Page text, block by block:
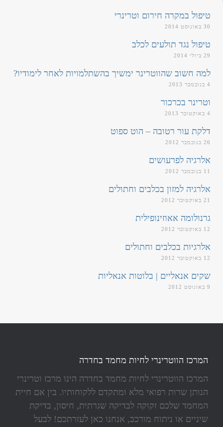
טיפול במקרה חירום וטרינרי
30 באוגוסט 2014
טיפול נגד תולעים לכלב
29 ביולי 2014
למה חשוב שהווטרינר ימשיך בהשתלמויות לאחר לימודיו?
4 בנובמבר 2013
וטרינר בכרכור
4 באוקטובר 2013
דלקת עור רטובה – הוט ספוט
26 בנובמבר 2012
אלרגיה לפרעושים
11 בנובמבר 2012
אלרגיה למזון בכלבים וחתולים
21 באוקטובר 2012
גרנולומה אאוזינופילית
12 באוקטובר 2012
אלרגיות בכלבים וחתולים
12 באוקטובר 2012
שקים אנאליים | בלוטות אנאליות
9 באוגוסט 2012
המרכז הווטרינרי לחיות מחמד בחדרה
המרכז הווטרינרי לחיות מחמד בחדרה הינו מרכז וטרינרי
הנותן שרות רפואי מלא ומתקדם ללקוחותיו. בין אם חיית
המחמד שלכם זקוקה לבדיקה שגרתית, חיסון, בדיקת
שיניים או ניתוח מורכב, אנחנו כאן לעזרתכם! לבעל